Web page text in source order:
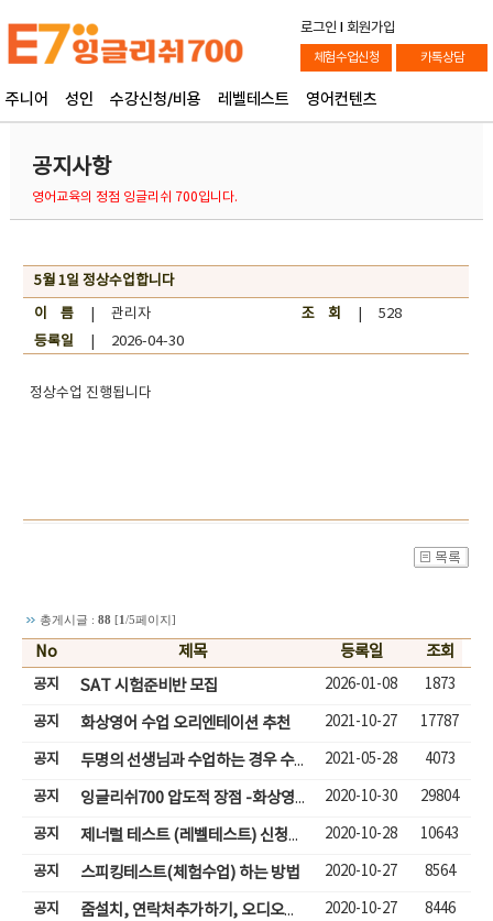
로그인 l 회원가입
체험수업신청 카톡상담
주니어 성인 수강신청/비용 레벨테스트 영어컨텐츠
공지사항
영어교육의 정점 잉글리쉬 700입니다.
5월 1일 정상수업합니다
이 름| 관리자 조 회
| 528
등록일| 2026-04-30
정상수업 진행됩니다
총게시글 : 88 [1 /5페이지]
No 제목 등록일 조회
공지 SAT 시험준비반 모집 2026-01-08 1873
공지 화상영어 수업 오리엔테이션 추천 2021-10-27 17787
공지 두명의 선생님과 수업하는 경우 수업입장하기 2021-05-28 4073
공지 잉글리쉬700 압도적 장점 -화상영어( 성인,어린이) 2020-10-30 29804
공지 제너럴 테스트 (레벨테스트) 신청하기 2020-10-28 10643
공지 스피킹테스트(체험수업) 하는 방법 2020-10-27 8564
공지 줌설치, 연락처추가하기, 오디오체크, 줌체팅으로 수업하기 2020-10-27 8446